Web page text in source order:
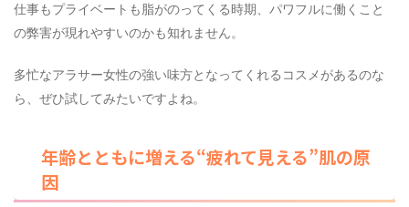
仕事もプライベートも脂がのってくる時期、パワフルに働くこと
の弊害が現れやすいのかも知れません。
多忙なアラサー女性の強い味方となってくれるコスメがあるのな
ら、ぜひ試してみたいですよね。
年齢とともに増える“疲れて見える”肌の原
因